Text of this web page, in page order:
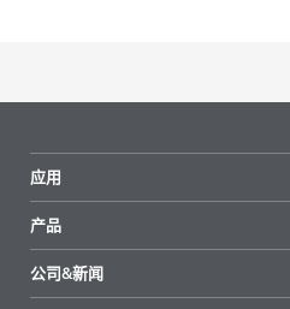
应用
产品
所有产品
公司&新闻